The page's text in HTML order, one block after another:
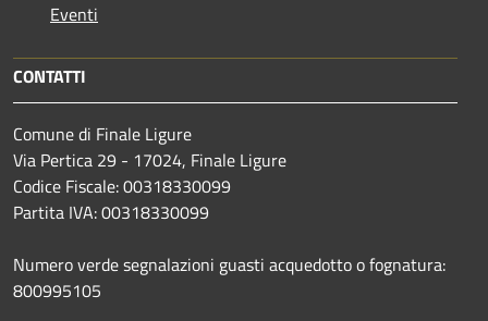
Eventi
CONTATTI
Comune di Finale Ligure
Via Pertica 29 - 17024, Finale Ligure
Codice Fiscale: 00318330099
Partita IVA: 00318330099
Numero verde segnalazioni guasti acquedotto o fognatura:
800995105